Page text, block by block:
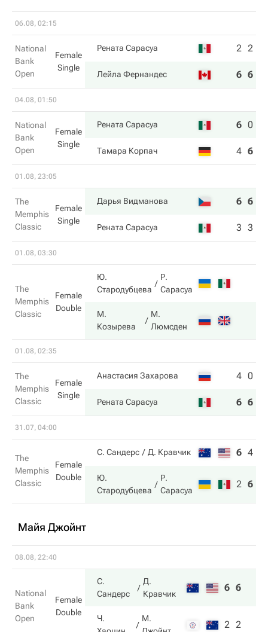
06.08, 02:15
National
Bank
Open
Female
Single
Рената Сарасуа 2 2
Лейла Фернандес 6 6
04.08, 01:50
National
Bank
Open
Female
Single
Рената Сарасуа 6 0
Тамара Корпач 4 6
01.08, 23:05
The
Memphis
Classic
Female
Single
Дарья Видманова 6 6
Рената Сарасуа 3 3
01.08, 03:30
The
Memphis
Classic
Female
Double
Ю.
Стародубцева
Р.
Сарасуа
М.
Козырева
М.
Люмсден
01.08, 02:35
The
Memphis
Classic
Female
Single
Анастасия Захарова 4 0
Рената Сарасуа 6 6
31.07, 04:00
The
Memphis
Classic
Female
Double
С. Сандерс Д. Кравчик 6 4
Ю.
Стародубцева
Р.
Сарасуа
2 6
Майя Джойнт
08.08, 22:40
National
Bank
Open
Female
Double
С.
Сандерс
Д.
Кравчик
6 6
Ч.
М.
2 2